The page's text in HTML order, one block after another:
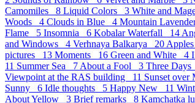
Camomiles 8 Liquid Colors 3 White and
Woods 4 Clouds in Blue 4 Mountain
Flame 5 Insomnia 6 Kobalar Waterfall 14
and Windows 4 Verhnaya Balkarya 20
pictures 13 Moments 16 Green and White 4
11 Summer Sea 7 About a Fool 3 Three
Viewpoint at the RAS building 11 Sunset
Sunny 6 Idle thoughts 5 Happy New 11
About Yellow 3 Brief remarks 8 Kamchatka